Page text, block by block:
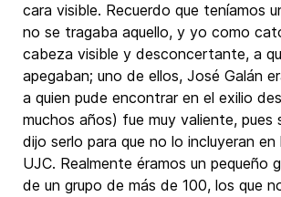
cara visible. Recuerdo que teníamos
no se tragaba aquello, y yo como
cabeza visible y desconcertante, a
apegaban; uno de ellos, José Galán
a quien pude encontrar en el exilio
muchos años) fue muy valiente, pues
dijo serlo para que no lo incluyeran
UJC. Realmente éramos un pequeño
de un grupo de más de 100, los que